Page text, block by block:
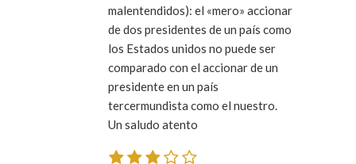
malentendidos): el «mero» accionar
de dos presidentes de un país como
los Estados unidos no puede ser
comparado con el accionar de un
presidente en un país
tercermundista como el nuestro.
Un saludo atento